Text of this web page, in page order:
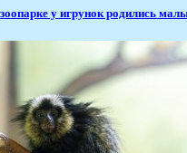
у игрунок родились